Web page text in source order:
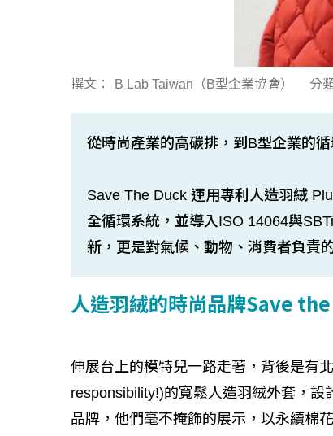
撰文： B Lab Taiwan（B型企業協會） 分
從時尚產業的高碳排，到B型企業的
Save The Duck 運用專利人造羽絨
全循環系統，並導入ISO 14064與
新，更是對氣候、動物、消費者負責
人造羽絨的時尚品牌Save
伸展台上的模特兒一路走著，背後是有
responsibility!)的寬鬆人造羽絨外套，
品牌，他們毫不掩飾的展示，以永續棉